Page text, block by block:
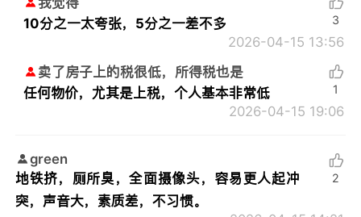
10分之一太夸张，5分之一差不多
2026-04-15 13:56
3
卖了房子上的税很低，所得税也是
任何物价，尤其是上税，个人基本非常低
2026-04-15 19:06
1
green
地铁挤，厕所臭，全面摄像头，容易更人起冲
突，声音大，素质差，不习惯。
2